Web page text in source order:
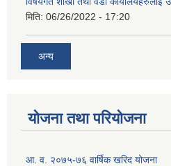
मिति: 06/26/2022 - 17:20
अन्य
योजना तथा परियोजना
आ. व. २०७५-७६ वार्षिक खरिद योजना